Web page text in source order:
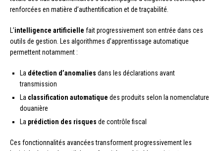
renforcées en matière d’authentification et de traçabilité.
L’intelligence artificielle fait progressivement son entrée dans ces
outils de gestion. Les algorithmes d’apprentissage automatique
permettent notamment :
La détection d’anomalies dans les déclarations avant
transmission
La classification automatique des produits selon la nomenclature
douanière
La prédiction des risques de contrôle fiscal
Ces fonctionnalités avancées transforment progressivement les